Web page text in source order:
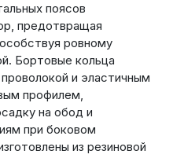
поясов
предотвращая
ровному
Бортовые кольца
и эластичным
профилем,
на обод и
при боковом
из резиновой